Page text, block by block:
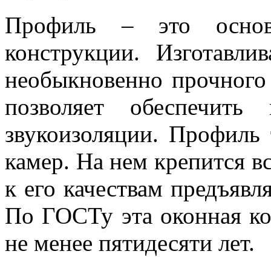
Профиль – это
конструкции.
необыкновенно
позволяет
звукоизоляции.
камер. На нем крепится
к его качествам
По ГОСТу эта оконная
не менее пятидесяти лет.